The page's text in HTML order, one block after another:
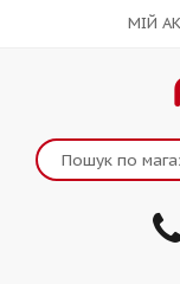
МІЙ